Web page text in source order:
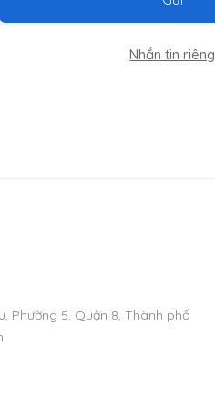
Nhắn tin riêng
Phường 5, Quận 8, Thành phố